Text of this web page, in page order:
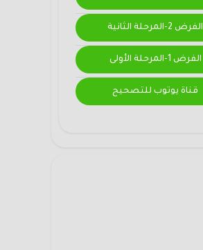
الفرض 2-المرحلة الثانية
الفرض 1-المرحلة الأولى
قناة يوتوب للتصحيح